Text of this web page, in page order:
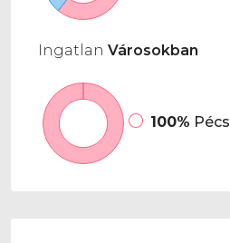
Ingatlan Városokban
100% Pécs